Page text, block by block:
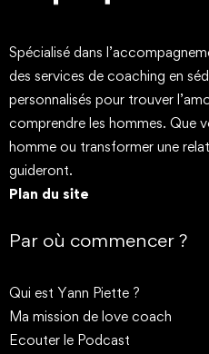
Spécialisé dans
des services de coaching en
personnalisés pour trouver
comprendre les hommes. Que
homme ou transformer une
guideront.
Plan du site
Par où commencer ?
Qui est Yann Piette ?
Ma mission de love coach
Ecouter le Podcast